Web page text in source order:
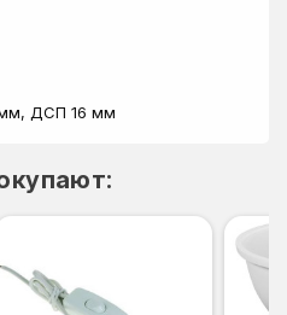
ДСП 16 мм